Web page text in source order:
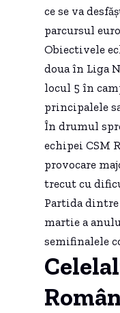
ce se va
parcursul
Obiectivele
doua în Liga
locul 5 în
principalele
În drumul
echipei CSM
provocare
trecut cu
Partida dintre
martie a
semifinalele